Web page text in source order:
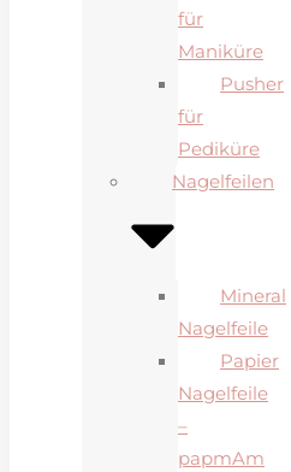
für
Maniküre
Pusher
für
Pediküre
Nagelfeilen
Mineral
Nagelfeile
Papier
Nagelfeile
–
papmAm